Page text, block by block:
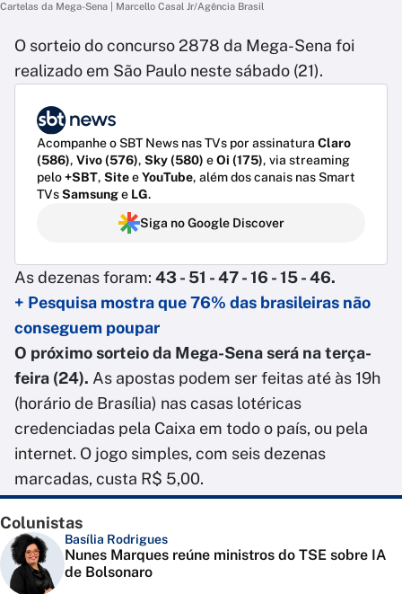
Cartelas da Mega-Sena | Marcello Casal Jr/Agência Brasil
O sorteio do concurso 2878 da Mega-Sena foi
realizado em São Paulo neste sábado (21).
Acompanhe o SBT News nas TVs por assinatura Claro
(586), Vivo (576), Sky (580) eOi (175), via streaming
pelo+SBT, SiteeYouTube, além dos canais nas Smart
TVsSamsunge LG.
Siga no Google Discover
As dezenas foram: 43 - 51 - 47 - 16 - 15 - 46.
+ Pesquisa mostra que 76% das brasileiras não
conseguem poupar
O próximo sorteio da Mega-Sena será na terça-
feira (24). As apostas podem ser feitas até às 19h
(horário de Brasília) nas casas lotéricas
credenciadas pela Caixa em todo o país, ou pela
internet. O jogo simples, com seis dezenas
marcadas, custa R$ 5,00.
Colunistas
Basília Rodrigues
Nunes Marques reúne ministros do TSE sobre IA
de Bolsonaro